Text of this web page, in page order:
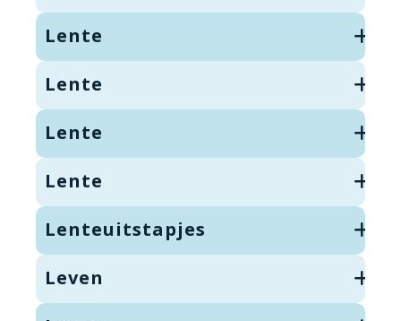
Lente
Lente
Lente
Lente
Lenteuitstapjes
Leven